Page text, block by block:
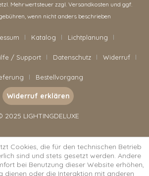
Mehrwertsteuer zzgl. Versandkosten und ggf.
wenn nicht anders beschrieben
Katalog Lichtplanung
/ Support Datenschutz Widerruf
Bestellvorgang
Widerruf erklären
2025 LIGHTINGDELUXE
Cookies, die für den technischen Betrieb
sind und stets gesetzt werden. Andere
bei Benutzung dieser Website erhöhen,
dienen oder die Interaktion mit anderen